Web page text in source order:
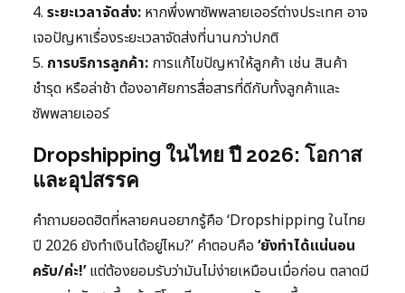
4. ระยะเวลาจัดส่ง: หากพึ่งพาซัพพลายเออร์ต่างประเทศ อาจ
เจอปัญหาเรื่องระยะเวลาจัดส่งที่นานกว่าปกติ
5. การบริการลูกค้า: การแก้ไขปัญหาให้ลูกค้า เช่น สินค้า
ชำรุด หรือล่าช้า ต้องอาศัยการสื่อสารที่ดีกับทั้งลูกค้าและ
ซัพพลายเออร์
Dropshipping ในไทย ปี 2026: โอกาส
และอุปสรรค
คำถามยอดฮิตที่หลายคนอยากรู้คือ ‘Dropshipping ในไทย
ปี 2026 ยังทำเงินได้อยู่ไหม?’ คำตอบคือ ‘ยังทำได้แน่นอน
ครับ/ค่ะ!’แต่ต้องยอมรับว่ามันไม่ง่ายเหมือนเมื่อก่อน ตลาดมี